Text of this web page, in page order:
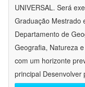
UNIVERSAL. Será
Graduação Mestrado
Departamento de
Geografia, Natureza
com um horizonte
principal Desenvolver